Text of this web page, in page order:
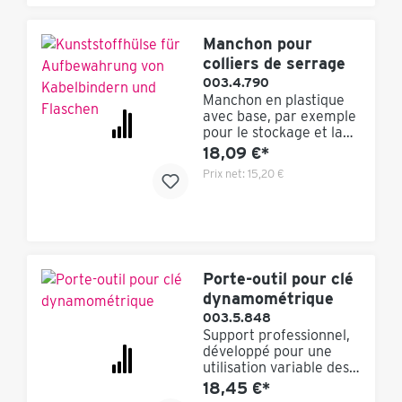
l'acheter dans la
longueur désirée.
Manchon pour
colliers de serrage
003.4.790
Manchon en plastique
avec base, par exemple
pour le stockage et la
fourniture de colliers de
serrage, de boîtes, de
bouteilles, d'outils, etc.
créer une solution très
individuelle pour le
rangement de vos outils
et équipements de
travail. Par le fond, rien
ne peut fuir, tomber ou
s'échapper. En raison
des différentes
18,09 €*
Prix net: 15,20 €
Porte-outil pour clé
dynamométrique
003.5.848
Support professionnel,
développé pour une
utilisation variable des
outils, manipulation
18,45 €*